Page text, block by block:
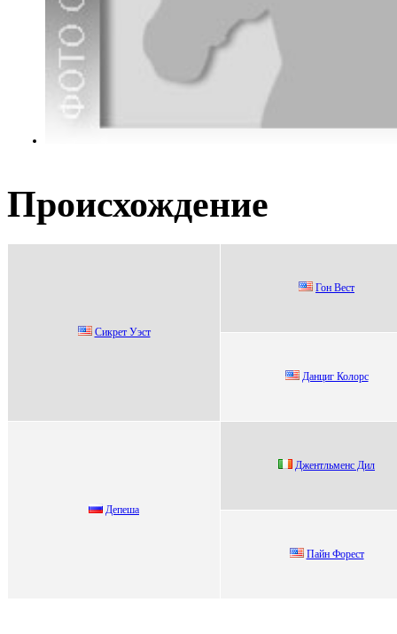
Происхождение
Сикрет Уэст
Гон Веcт
Данциг Колорс
Дeпeшa
Джентльменc Дил
Пaйн Фоpест